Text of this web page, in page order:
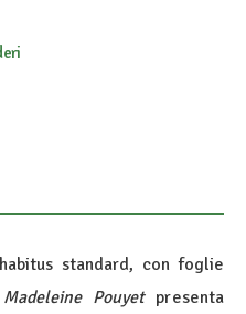
standard, con foglie
Madeleine Pouyetpresenta